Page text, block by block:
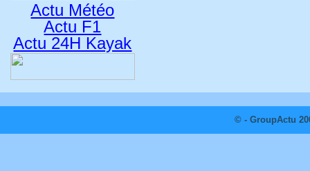
Actu Météo
Actu F1
Actu 24H Kayak
© - GroupActu